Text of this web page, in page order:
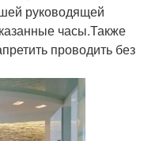
руководящей
часы.Также
проводить без